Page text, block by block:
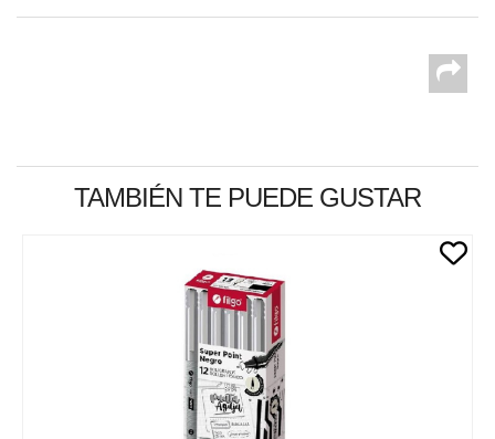
TAMBIÉN TE PUEDE GUSTAR